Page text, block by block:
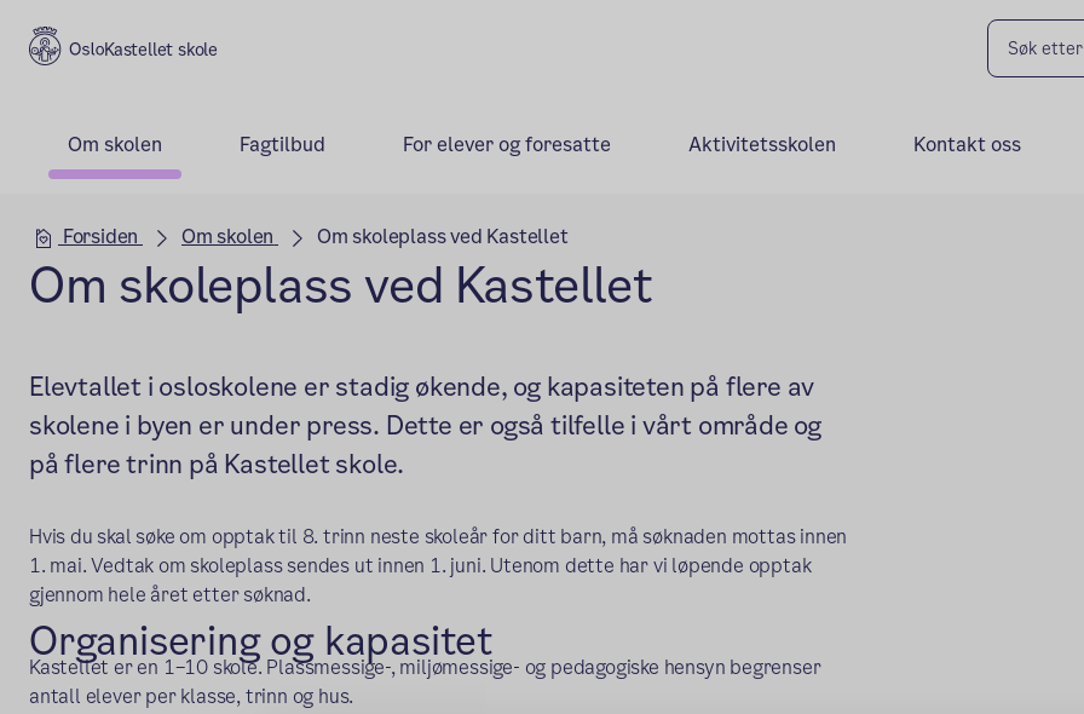
Kastellet skole
Om skolen Fagtilbud For elever og foresatte Aktivitetsskolen Kontakt oss
Hovedseksjon
Forsiden Om skolen Om skoleplass ved Kastellet
Om skoleplass ved Kastellet
Elevtallet i osloskolene er stadig økende, og kapasiteten på flere av
skolene i byen er under press. Dette er også tilfelle i vårt område og
på flere trinn på Kastellet skole.
Hvis du skal søke om opptak til 8. trinn neste skoleår for ditt barn, må søknaden mottas innen
1. mai. Vedtak om skoleplass sendes ut innen 1. juni. Utenom dette har vi løpende opptak
gjennom hele året etter søknad.
Organisering og kapasitet
Kastellet er en 1–10 skole. Plassmessige-, miljømessige- og pedagogiske hensyn begrenser
antall elever per klasse, trinn og hus.